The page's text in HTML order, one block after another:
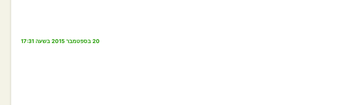
20 בספטמבר 2015 בשעה 17:31